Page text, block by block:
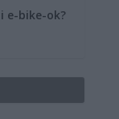
e-bike-ok?